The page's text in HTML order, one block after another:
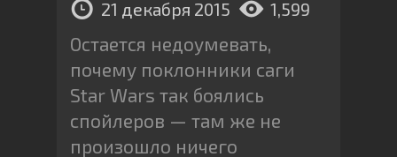
21 декабря 2015 1,599
Остается недоумевать,
почему поклонники саги
Star Wars так боялись
спойлеров — там же не
произошло ничего